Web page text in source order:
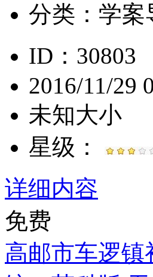
分类： 学案
ID：30803
2016/11/29
未知大小
星级：
详细内容
免费
高邮市车逻镇